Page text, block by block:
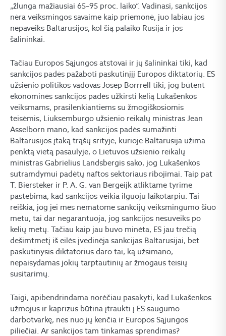
„žlunga mažiausiai 65–95 proc. laiko“. Vadinasi, sankcijos
nėra veiksmingos savaime kaip priemonė, juo labiau jos
nepaveiks Baltarusijos, kol šią palaiko Rusija ir jos
šalininkai.
Tačiau Europos Sąjungos atstovai ir jų šalininkai tiki, kad
sankcijos padės pažaboti paskutinįjį Europos diktatorių. ES
užsienio politikos vadovas Josep Borrrell tiki, jog būtent
ekonominės sankcijos padės užkirsti kelią Lukašenkos
veiksmams, prasilenkiantiems su žmogiškosiomis
teisėmis, Liuksemburgo užsienio reikalų ministras Jean
Asselborn mano, kad sankcijos padės sumažinti
Baltarusijos įtaką trąšų srityje, kurioje Baltarusija užima
penktą vietą pasaulyje, o Lietuvos užsienio reikalų
ministras Gabrielius Landsbergis sako, jog Lukašenkos
sutramdymui padėtų naftos sektoriaus ribojimai. Taip pat
T. Biersteker ir P. A. G. van Bergeijk atliktame tyrime
pastebima, kad sankcijos veikia ilguoju laikotarpiu. Tai
reiškia, jog jei mes nematome sankcijų veiksmingumo šiuo
metu, tai dar negarantuoja, jog sankcijos nesuveiks po
kelių metų. Tačiau kaip jau buvo minėta, ES jau trečią
dešimtmetį iš eilės įvedinėja sankcijas Baltarusijai, bet
paskutinysis diktatorius daro tai, ką užsimano,
nepaisydamas jokių tarptautinių ar žmogaus teisių
susitarimų.
Taigi, apibendrindama norėčiau pasakyti, kad Lukašenkos
užmojus ir kaprizus būtina įtraukti į ES saugumo
darbotvarkę, nes nuo jų kenčia ir Europos Sąjungos
piliečiai. Ar sankcijos tam tinkamas sprendimas?